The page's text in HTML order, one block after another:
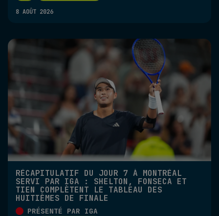
8 AOÛT 2026
RÉCAPITULATIF DU JOUR 7 À MONTRÉAL
SERVI PAR IGA : SHELTON, FONSECA ET
TIEN COMPLÈTENT LE TABLEAU DES
HUITIÈMES DE FINALE
PRÉSENTÉ PAR IGA